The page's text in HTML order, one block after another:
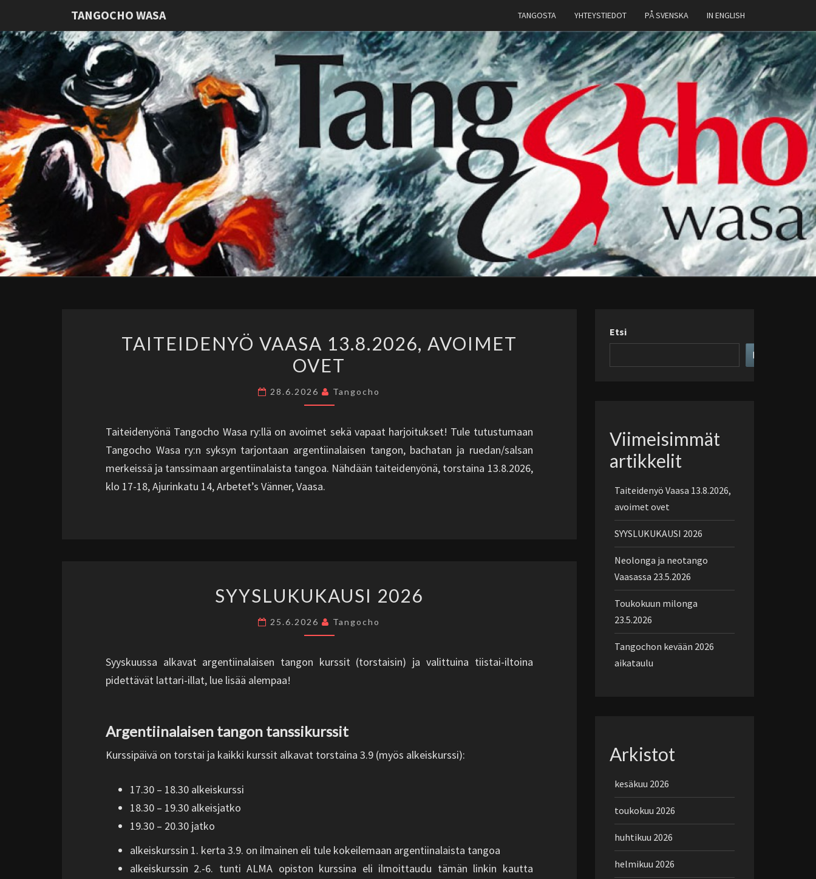
TANGOCHO WASA TANGOSTA YHTEYSTIEDOT PÅ SVENSKA IN ENGLISH
TANGOCHO
WASA
Argentiinalaista
Tangoa
Vaasassa
VAASA
13.8.2026,
OVET
TAITEIDENYÖ VAASA 13.8.2026, AVOIMET
OVET
28.6.2026 Tangocho
Taiteidenyönä Tangocho Wasa ry:llä on avoimet sekä vapaat harjoitukset! Tule tutustumaan
Tangocho Wasa ry:n syksyn tarjontaan argentiinalaisen tangon, bachatan ja ruedan/salsan
merkeissä ja tanssimaan argentiinalaista tangoa. Nähdään taiteidenyönä, torstaina 13.8.2026,
klo 17-18, Ajurinkatu 14, Arbetet’s Vänner, Vaasa.
2026
SYYSLUKUKAUSI 2026
25.6.2026 Tangocho
Syyskuussa alkavat argentiinalaisen tangon kurssit (torstaisin) ja valittuina tiistai-iltoina
pidettävät lattari-illat, lue lisää alempaa!
Argentiinalaisen tangon tanssikurssit
Kurssipäivä on torstai ja kaikki kurssit alkavat torstaina 3.9 (myös alkeiskurssi):
17.30 – 18.30 alkeiskurssi
18.30 – 19.30 alkeisjatko
19.30 – 20.30 jatko
alkeiskurssin 1. kerta 3.9. on ilmainen eli tule kokeilemaan argentiinalaista tangoa
alkeiskurssin 2.-6. tunti ALMA opiston kurssina eli ilmoittaudu tämän linkin kautta
Etsi
Etsi
Viimeisimmät
artikkelit
Taiteidenyö Vaasa 13.8.2026,
avoimet ovet
SYYSLUKUKAUSI 2026
Neolonga ja neotango
Vaasassa 23.5.2026
Toukokuun milonga
23.5.2026
Tangochon kevään 2026
aikataulu
Arkistot
kesäkuu 2026
toukokuu 2026
huhtikuu 2026
helmikuu 2026